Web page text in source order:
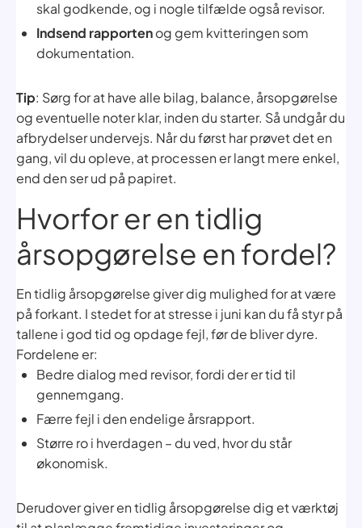
skal godkende, og i nogle tilfælde også revisor.
Indsend rapportenog gem kvitteringen som
dokumentation.
Tip: Sørg for at have alle bilag, balance, årsopgørelse
og eventuelle noter klar, inden du starter. Så undgår du
afbrydelser undervejs. Når du først har prøvet det en
gang, vil du opleve, at processen er langt mere enkel,
end den ser ud på papiret.
Hvorfor er en tidlig
årsopgørelse en fordel?
En tidlig årsopgørelse giver dig mulighed for at være
på forkant. I stedet for at stresse i juni kan du få styr på
tallene i god tid og opdage fejl, før de bliver dyre.
Fordelene er:
Bedre dialog med revisor, fordi der er tid til
gennemgang.
Færre fejl i den endelige årsrapport.
Større ro i hverdagen – du ved, hvor du står
økonomisk.
Derudover giver en tidlig årsopgørelse dig et værktøj